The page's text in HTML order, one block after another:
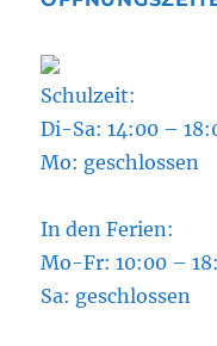
Schulzeit:
Di-Sa: 14:00 –
Mo: geschlossen
In den Ferien:
Mo-Fr: 10:00 –
Sa: geschlossen